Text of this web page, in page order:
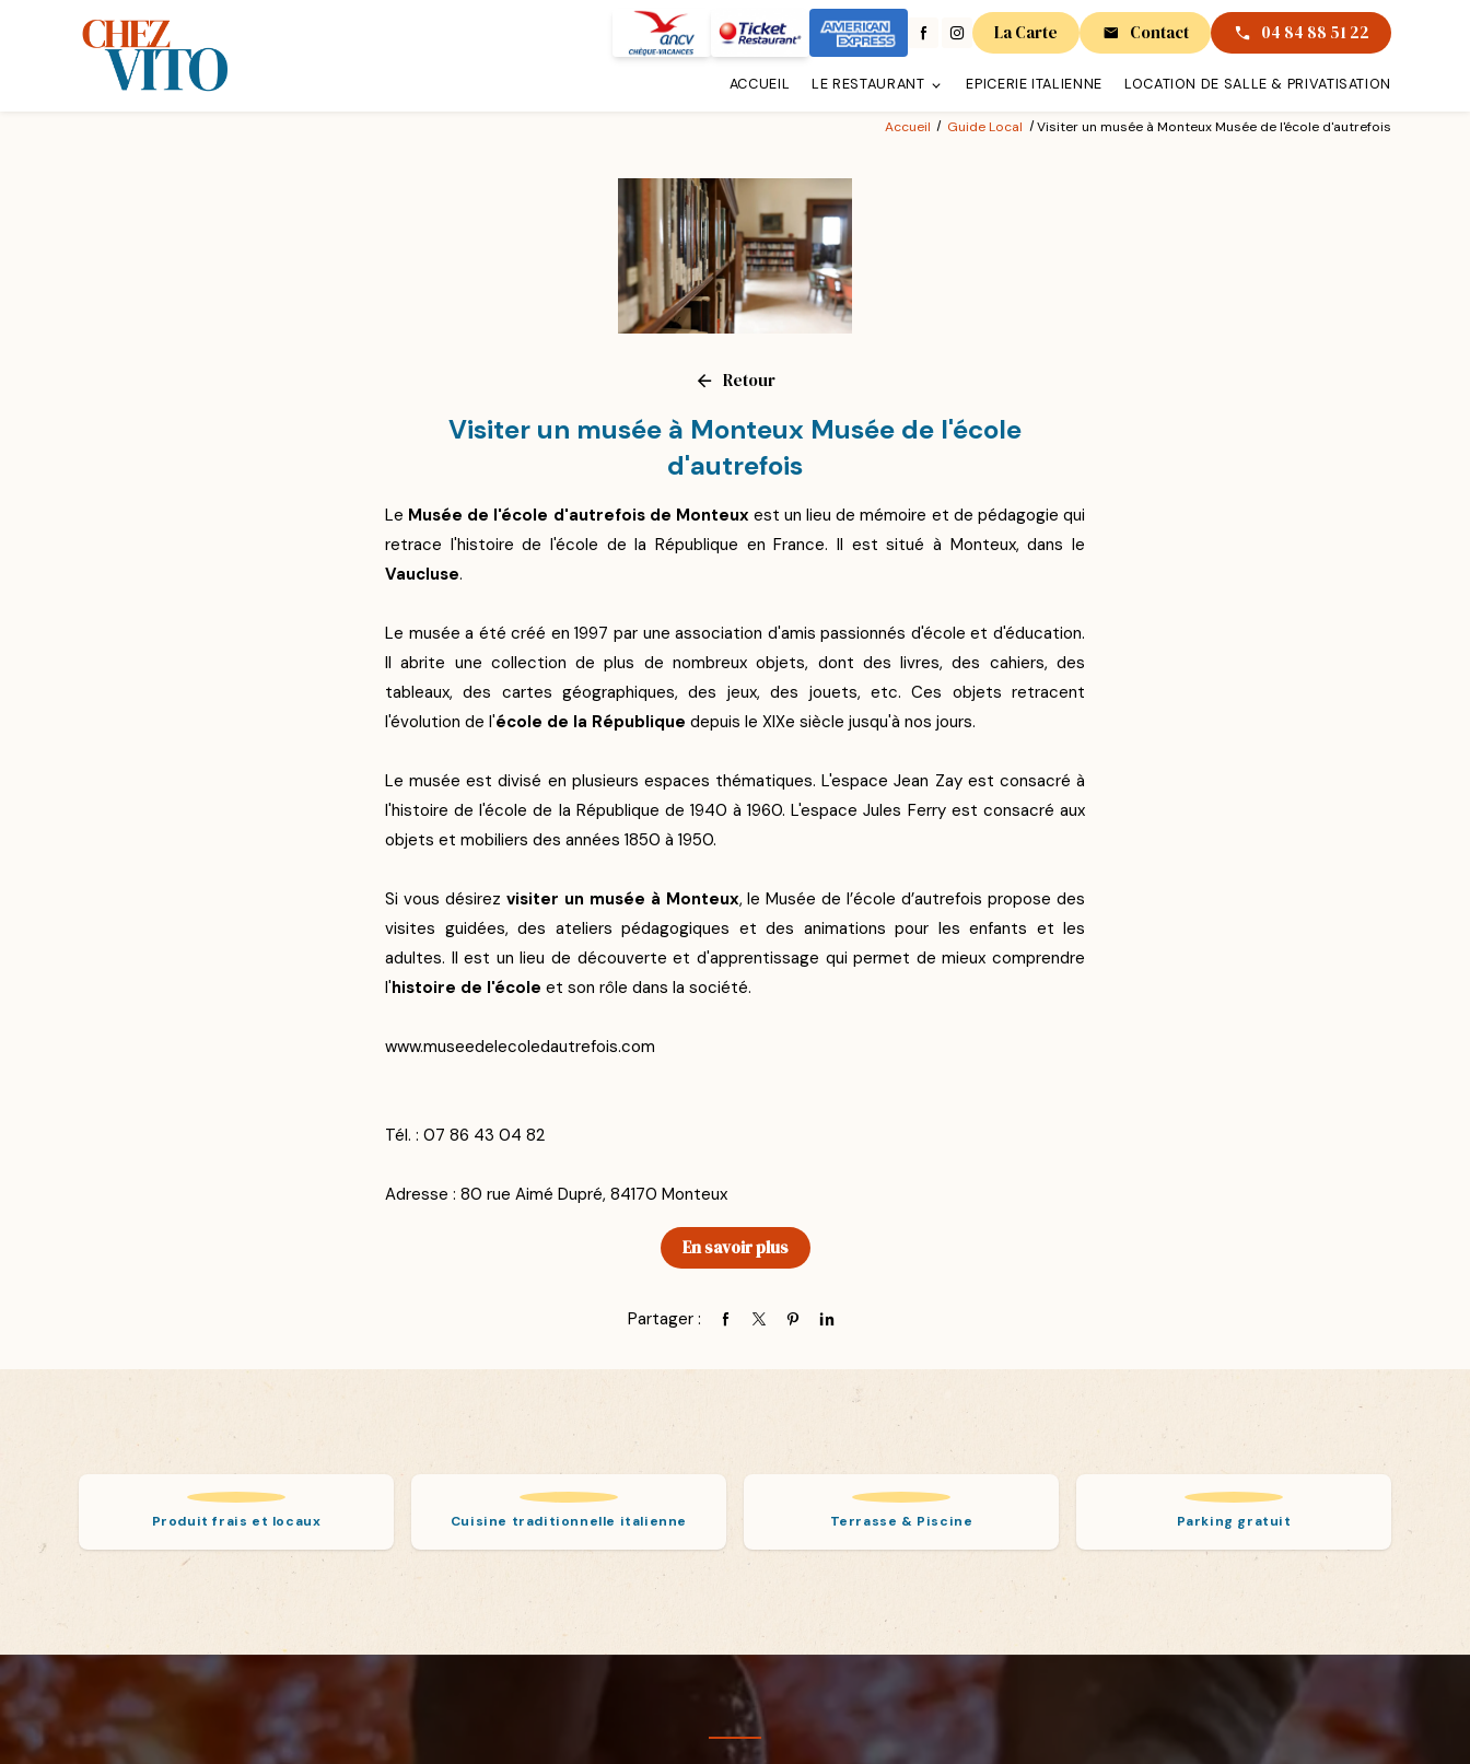
La Carte Contact 04 84 88 51 22
ACCUEIL LE RESTAURANT EPICERIE ITALIENNE LOCATION DE SALLE & PRIVATISATION
Accueil Guide Local Visiter un musée à Monteux Musée de l'école d'autrefois
Retour
Visiter un musée à Monteux Musée de l'école
d'autrefois
Le Musée de l'école d'autrefois de Monteux est un lieu de mémoire et de pédagogie qui
retrace l'histoire de l'école de la République en France. Il est situé à Monteux, dans le
Vaucluse.
Le musée a été créé en 1997 par une association d'amis passionnés d'école et d'éducation.
Il abrite une collection de plus de nombreux objets, dont des livres, des cahiers, des
tableaux, des cartes géographiques, des jeux, des jouets, etc. Ces objets retracent
l'évolution de l'école de la République depuis le XIXe siècle jusqu'à nos jours.
Le musée est divisé en plusieurs espaces thématiques. L'espace Jean Zay est consacré à
l'histoire de l'école de la République de 1940 à 1960. L'espace Jules Ferry est consacré aux
objets et mobiliers des années 1850 à 1950.
Si vous désirez visiter un musée à Monteux, le Musée de l’école d’autrefois propose des
visites guidées, des ateliers pédagogiques et des animations pour les enfants et les
adultes. Il est un lieu de découverte et d'apprentissage qui permet de mieux comprendre
l'histoire de l'école et son rôle dans la société.
www.museedelecoledautrefois.com
Tél. : 07 86 43 04 82
Adresse : 80 rue Aimé Dupré, 84170 Monteux
En savoir plus
Partager :
Produit frais et locaux Cuisine traditionnelle italienne Terrasse & Piscine Parking gratuit